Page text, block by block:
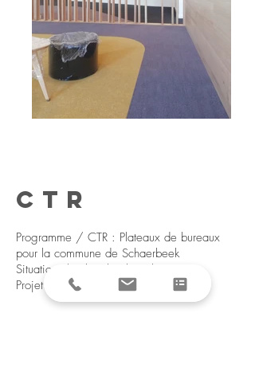
CTR
Programme / CTR : Plateaux de bureaux
pour la commune de Schaerbeek
Situation / Schaerbeek, Belgique.
Projet réalisé chez DXA.archi